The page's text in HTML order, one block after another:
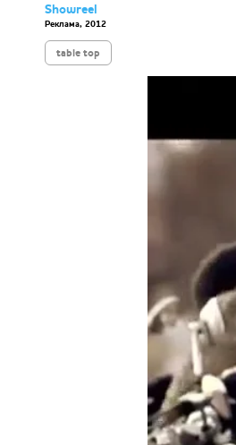
Showreel
Реклама, 2012
table top